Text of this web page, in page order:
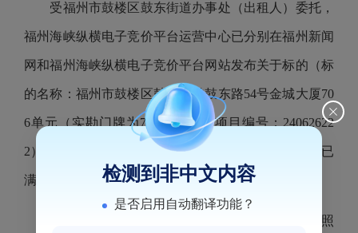
受福州市鼓楼区鼓东街道办事处（出租人）委托，
福州海峡纵横电子竞价平台运营中心已分别在福州新闻
网和福州海峡纵横电子竞价平台网站发布关于标的（标
的名称：福州市鼓楼区鼓东街道鼓东路54号金城大厦70
6单元（实勘门牌为710单元），项目编号：24062622
2）招租公告。至2024年5月30日，该挂牌信息公告期已
满。
2024年5月31日，福州海峡纵横电子竞价平台按照
检测到非中文内容
是否启用自动翻译功能？